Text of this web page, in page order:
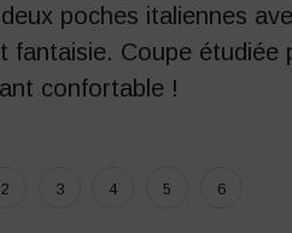
poches italiennes
fantaisie. Coupe étudiée
confortable !
2 3 4 5 6